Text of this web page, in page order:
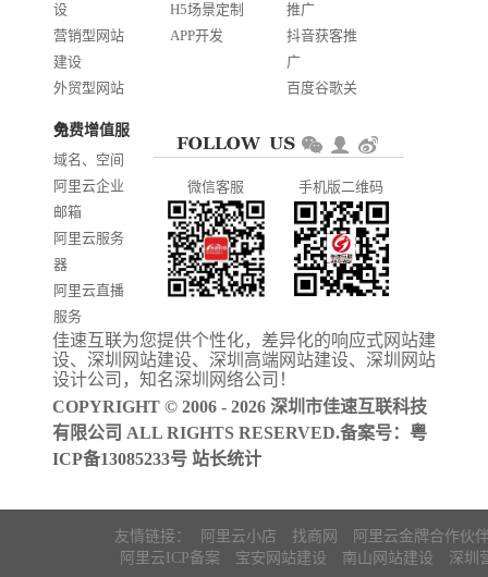
设
营销型网站
建设
外贸型网站
商城网站开
发
门户信息平
台开发
H5场景定制
APP开发
推广
抖音获客推
广
百度谷歌关
AI智能发布
免费增值服务
域名、空间
阿里云企业
邮箱
阿里云服务
器
阿里云直播
服务
阿里云ICP备
案
微信客服 手机版二维码
佳速互联为您提供个性化，差异化的响应式网站建
设、 深圳网站建设、 深圳高端网站建设、 深圳网站
设计公司 ，知名深圳网络公司 ！
COPYRIGHT © 2006 - 2026 深圳市佳速互联科技
有限公司 ALL RIGHTS RESERVED.备案号： 粤
ICP备13085233号 站长统计
友情链接： 阿里云小店 找商网
阿里云金牌合作伙
阿里云ICP备案
宝安网站建设 南山网站建设 深圳